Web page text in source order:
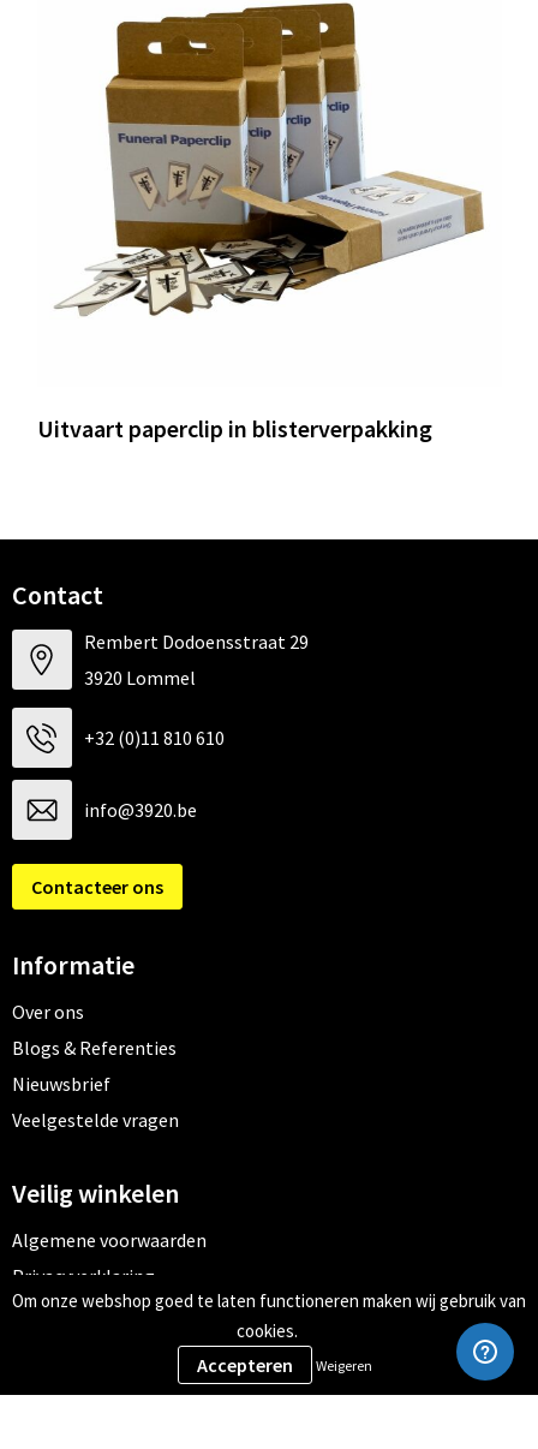
Uitvaart paperclip in blisterverpakking
Contact
Rembert Dodoensstraat 29
3920 Lommel
+32 (0)11 810 610
info@3920.be
Contacteer ons
Informatie
Over ons
Blogs & Referenties
Nieuwsbrief
Veelgestelde vragen
Veilig winkelen
Algemene voorwaarden
Privacyverklaring
Cookiebeleid
Om onze webshop goed te laten functioneren maken wij gebruik van
cookies.
Weigeren